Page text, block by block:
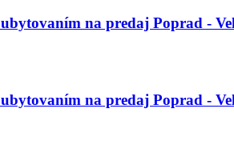
na predaj Poprad -
na predaj Poprad -